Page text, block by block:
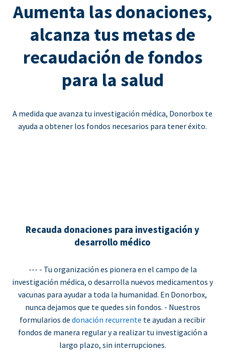
Aumenta las donaciones,
alcanza tus metas de
recaudación de fondos
para la salud
A medida que avanza tu investigación médica, Donorbox te
ayuda a obtener los fondos necesarios para tener éxito.
Recauda donaciones para investigación y
desarrollo médico
--- - Tu organización es pionera en el campo de la
investigación médica, o desarrolla nuevos medicamentos y
vacunas para ayudar a toda la humanidad. En Donorbox,
nunca dejamos que te quedes sin fondos. - Nuestros
formularios de donación recurrente te ayudan a recibir
fondos de manera regular y a realizar tu investigación a
largo plazo, sin interrupciones.